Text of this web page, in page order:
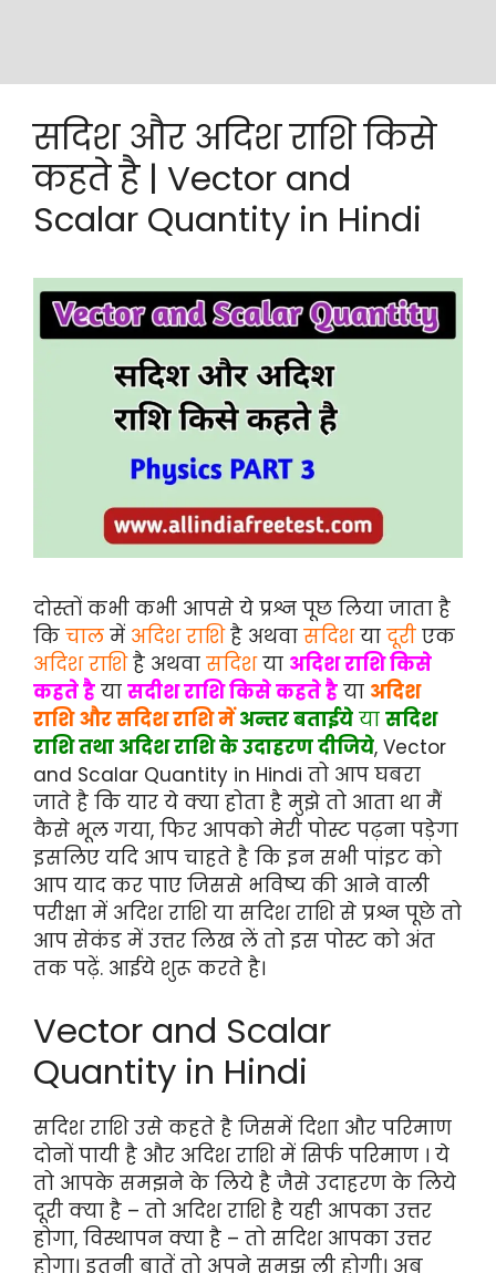
सदिश और अदिश राशि किसे
कहते है | Vector and
Scalar Quantity in Hindi
दोस्तों कभी कभी आपसे ये प्रश्न पूछ लिया जाता है
कि चाल में अदिश राशिहै अथवा सदिशया दूरी एक
अदिश राशिहै अथवा सदिशया अदिश राशि किसे
कहते है या सदीश राशि किसे कहते है या अदिश
राशि और सदिश राशि मेंअन्तर बताईये या सदिश
राशि तथा अदिश राशि के उदाहरण दीजिये, Vector
and Scalar Quantity in Hindi तो आप घबरा
जाते है कि यार ये क्या होता है मुझे तो आता था मैं
कैसे भूल गया, फिर आपको मेरी पोस्ट पढ़ना पड़ेगा
इसलिए यदि आप चाहते है कि इन सभी पांइट को
आप याद कर पाए जिससे भविष्य की आने वाली
परीक्षा में अदिश राशि या सदिश राशि से प्रश्न पूछे तो
आप सेकंड में उत्तर लिख लें तो इस पोस्ट को अंत
तक पढ़ें. आईये शुरू करते है।
Vector and Scalar
Quantity in Hindi
सदिश राशि उसे कहते है जिसमें दिशा और परिमाण
दोनों पायी है और अदिश राशि में सिर्फ परिमाण । ये
तो आपके समझने के लिये है जैसे उदाहरण के लिये
दूरी क्या है – तो अदिश राशि है यही आपका उत्तर
होगा, विस्थापन क्या है – तो सदिश आपका उत्तर
होगा। इतनी बातें तो अपने समझ ली होगी। अब